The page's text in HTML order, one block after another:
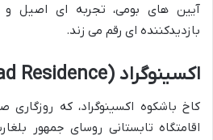
آیین های بومی، تجربه ای اصیل و
بازدیدکننده ای رقم می زند.
اکسینوگراد (Euxinograd Residence)
کاخ باشکوه اکسینوگراد، که
اقامتگاه تابستانی روسای جمهور